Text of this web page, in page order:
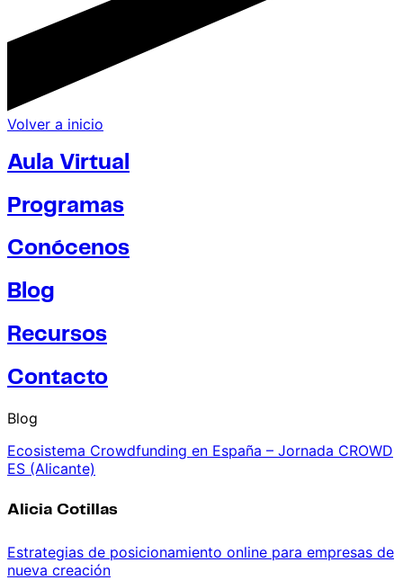
Volver a inicio
Aula Virtual
Programas
Conócenos
Blog
Recursos
Contacto
Blog
Ecosistema Crowdfunding en España – Jornada CROWD
ES (Alicante)
Alicia Cotillas
Estrategias de posicionamiento online para empresas de
nueva creación